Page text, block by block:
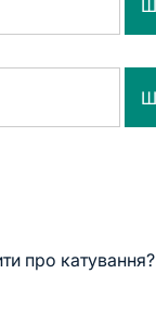
про катування?